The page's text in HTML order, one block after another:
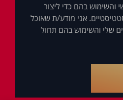
בהם כדי ליצור
אני מודע/ת שאוכל
שלי והשימוש בהם תחול